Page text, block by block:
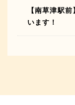
【南草津駅
います！